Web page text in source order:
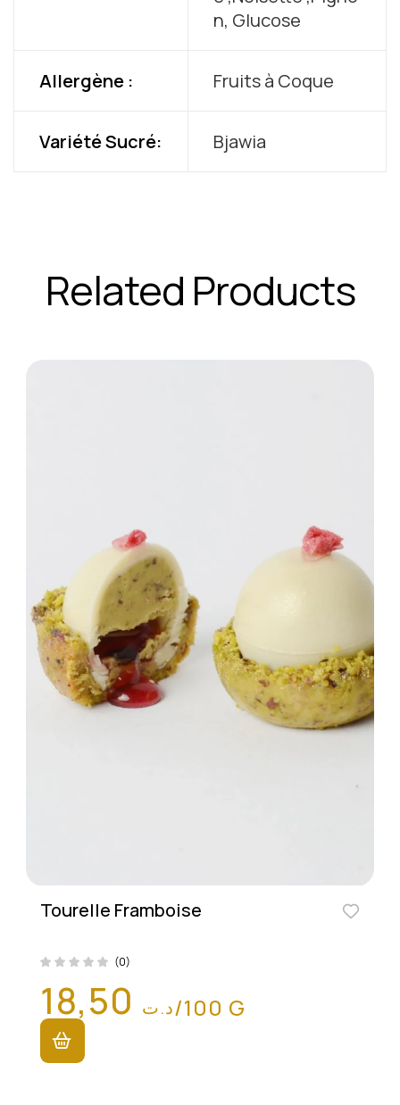
n, Glucose
Allergène : Fruits à Coque
Variété Sucré: Bjawia
Related Products
Tourelle Framboise
(0)
د.ت/100 G